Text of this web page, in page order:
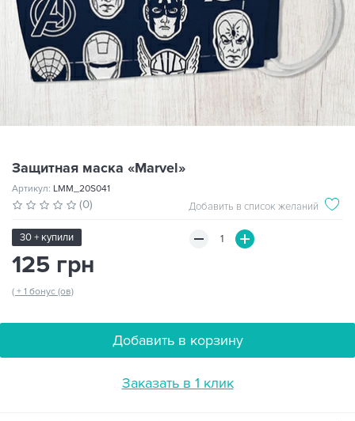
Защитная маска «Marvel»
Артикул: LMM_20S041
(0) Добавить в список желаний
30 + купили
125 грн
( + 1 бонус (ов)
Добавить в корзину
Заказать в 1 клик